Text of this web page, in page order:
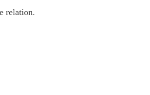
relation.